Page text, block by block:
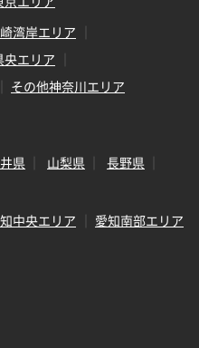
湾岸エリア
央エリア
その他神奈川エリア
県 山梨県
長野県
中央エリア
愛知南部エリア